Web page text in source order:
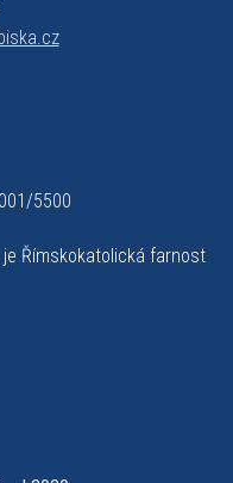
5500
Římskokatolická farnost